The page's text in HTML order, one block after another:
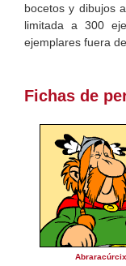
bocetos y dibujos
limitada a 300
ejemplares fuera
Fichas de
Abraracúrcix